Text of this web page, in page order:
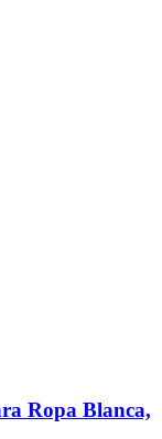
Ropa Blanca,